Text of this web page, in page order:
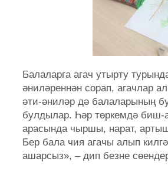
Балаларга агач утырту
әниләреннән сорап, агачлар
әти-әниләр дә балаларының
булдылар. Һәр төркемдә биш-
арасында чыршы, нарат,
Бер бала чия агачы алып
ашарсыз», – дип безне